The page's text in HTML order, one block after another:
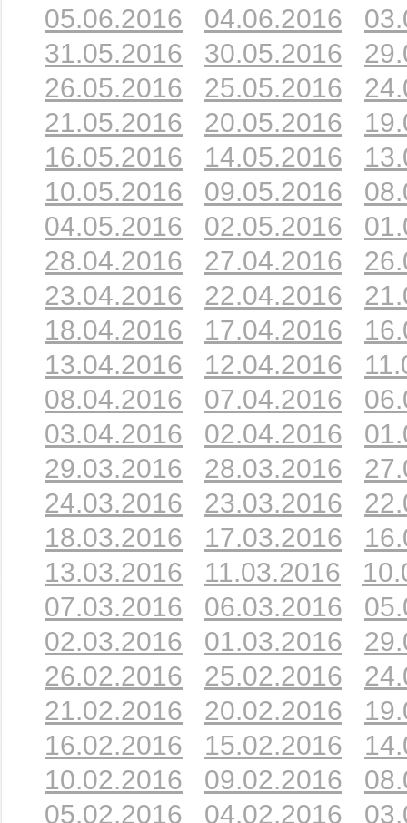
05.06.2016
04.06.2016
31.05.2016
30.05.2016
26.05.2016
25.05.2016
21.05.2016
20.05.2016
16.05.2016
14.05.2016
10.05.2016
09.05.2016
04.05.2016
02.05.2016
28.04.2016
27.04.2016
23.04.2016
22.04.2016
18.04.2016
17.04.2016
13.04.2016
12.04.2016
08.04.2016
07.04.2016
03.04.2016
02.04.2016
29.03.2016
28.03.2016
24.03.2016
23.03.2016
18.03.2016
17.03.2016
13.03.2016
11.03.2016
07.03.2016
06.03.2016
02.03.2016
01.03.2016
26.02.2016
25.02.2016
21.02.2016
20.02.2016
16.02.2016
15.02.2016
10.02.2016
09.02.2016
05.02.2016
04.02.2016